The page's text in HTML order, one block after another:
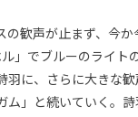
の歓声が止まず、今か
」でブルーのライト
羽に、さらに大きな
ム」と続いていく。